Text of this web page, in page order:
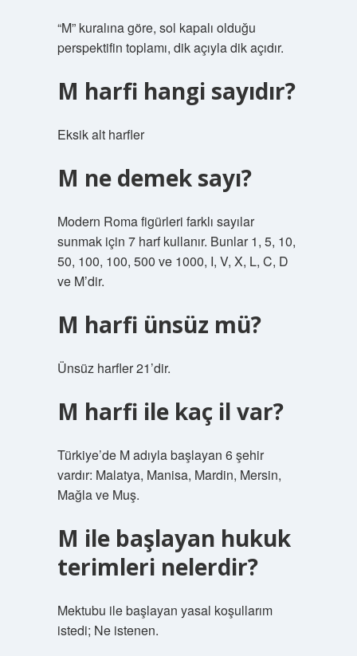
“M” kuralına göre, sol kapalı olduğu
perspektifin toplamı, dik açıyla dik açıdır.
M harfi hangi sayıdır?
Eksik alt harfler
M ne demek sayı?
Modern Roma figürleri farklı sayılar
sunmak için 7 harf kullanır. Bunlar 1, 5, 10,
50, 100, 100, 500 ve 1000, I, V, X, L, C, D
ve M’dir.
M harfi ünsüz mü?
Ünsüz harfler 21’dir.
M harfi ile kaç il var?
Türkiye’de M adıyla başlayan 6 şehir
vardır: Malatya, Manisa, Mardin, Mersin,
Mağla ve Muş.
M ile başlayan hukuk
terimleri nelerdir?
Mektubu ile başlayan yasal koşullarım
istedi; Ne istenen.